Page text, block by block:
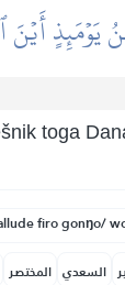
يَوۡمَئِذٍ أَيۡنَ
toga
Hollude / ballude firo
المختصر السعدي